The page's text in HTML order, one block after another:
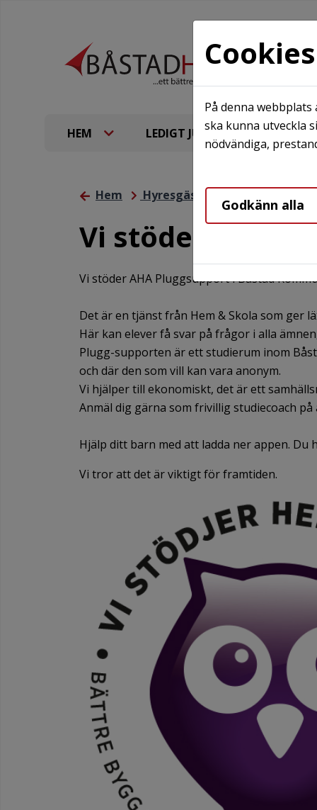
HEM LEDIGT JUST NU
Hem Hyresgästinformation Vi
Vi stöder AHA
Vi stöder AHA Pluggsupport i Båstad
Det är en tjänst från Hem & Skola som ger
Här kan elever få svar på frågor i alla
Plugg-supporten är ett studierum inom
och där den som vill kan vara anonym.
Vi hjälper till ekonomiskt, det är ett
Anmäl dig gärna som frivillig studiecoach
Hjälp ditt barn med att ladda ner appen.
Vi tror att det är viktigt för framtiden.
Cookies
På denna
ska kunna utveckla
nödvändiga,
Godkänn alla